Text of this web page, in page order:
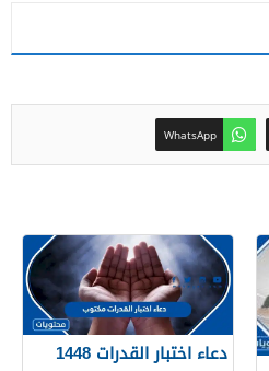
WhatsApp
دعاء اختبار القدرات 1448